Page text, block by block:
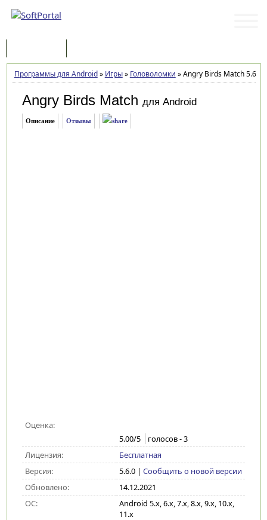
Программы для Android» Игры» Головоломки »Angry Birds Match 5.6.0
Angry Birds Match для Android
Описание Отзывы
Оценка:
5.00/5 голосов -3
Лицензия:
Бесплатная
Версия:
5.6.0| Сообщить о новой версии
Обновлено:
14.12.2021
ОС:
Android 5.x, 6.x, 7.x, 8.x, 9.x, 10.x,
11.x